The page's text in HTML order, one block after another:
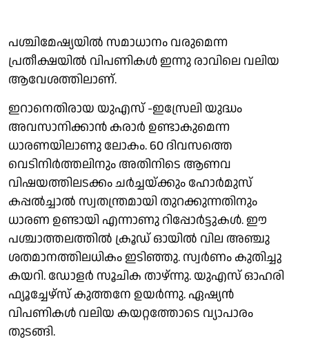
പശ്ചിമേഷ്യയിൽ സമാധാനം വരുമെന്ന
പ്രതീക്ഷയിൽ വിപണികൾ ഇന്നു രാവിലെ വലിയ
ആവേശത്തിലാണ്.
ഇറാനെതിരായ യുഎസ് -ഇസ്രേലി യുദ്ധം
അവസാനിക്കാൻ കരാർ ഉണ്ടാകുമെന്ന
ധാരണയിലാണു ലോകം. 60 ദിവസത്തെ
വെടിനിർത്തലിനും അതിനിടെ ആണവ
വിഷയത്തിലടക്കം ചർച്ചയ്ക്കും ഹോർമുസ്
കപ്പൽച്ചാൽ സ്വതന്ത്രമായി തുറക്കുന്നതിനും
ധാരണ ഉണ്ടായി എന്നാണു റിപ്പോർട്ടുകൾ. ഈ
പശ്ചാത്തലത്തിൽ ക്രൂഡ് ഓയിൽ വില അഞ്ചു
ശതമാനത്തിലധികം ഇടിഞ്ഞു. സ്വർണം കുതിച്ചു
കയറി. ഡോളർ സൂചിക താഴ്ന്നു. യുഎസ് ഓഹരി
ഫ്യൂച്ചേഴ്സ് കുത്തനേ ഉയർന്നു. ഏഷ്യൻ
വിപണികൾ വലിയ കയറ്റത്തോടെ വ്യാപാരം
തുടങ്ങി.